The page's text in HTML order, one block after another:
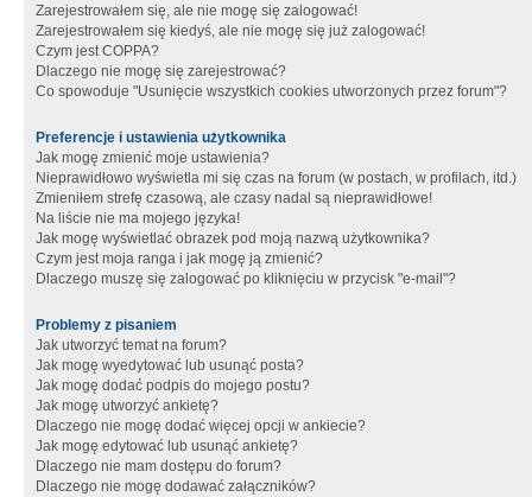
Zarejestrowałem się, ale nie mogę się zalogować!
Zarejestrowałem się kiedyś, ale nie mogę się już zalogować!
Czym jest COPPA?
Dlaczego nie mogę się zarejestrować?
Co spowoduje "Usunięcie wszystkich cookies utworzonych przez forum"?
Preferencje i ustawienia użytkownika
Jak mogę zmienić moje ustawienia?
Nieprawidłowo wyświetla mi się czas na forum (w postach, w profilach, itd.)
Zmieniłem strefę czasową, ale czasy nadal są nieprawidłowe!
Na liście nie ma mojego języka!
Jak mogę wyświetlać obrazek pod moją nazwą użytkownika?
Czym jest moja ranga i jak mogę ją zmienić?
Dlaczego muszę się zalogować po kliknięciu w przycisk "e-mail"?
Problemy z pisaniem
Jak utworzyć temat na forum?
Jak mogę wyedytować lub usunąć posta?
Jak mogę dodać podpis do mojego postu?
Jak mogę utworzyć ankietę?
Dlaczego nie mogę dodać więcej opcji w ankiecie?
Jak mogę edytować lub usunąć ankietę?
Dlaczego nie mam dostępu do forum?
Dlaczego nie mogę dodawać załączników?